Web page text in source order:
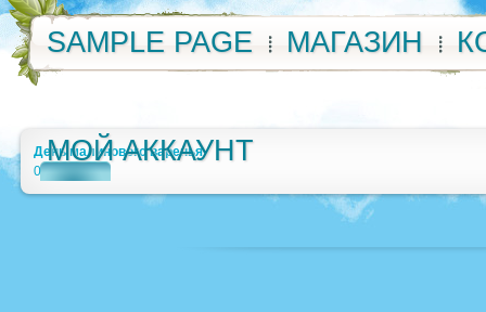
SAMPLE PAGE МАГАЗИН
МОЙ АККАУНТ
День малинового варенья
0